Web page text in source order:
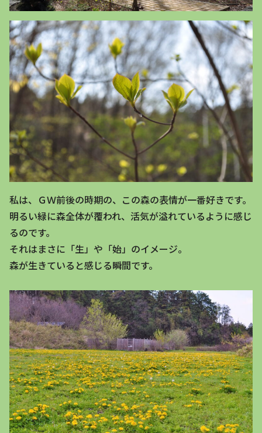
私は、ＧＷ前後の時期の、この森の表情が一番好きです。
明るい緑に森全体が覆われ、活気が溢れているように感じ
るのです。
それはまさに「生」や「始」のイメージ。
森が生きていると感じる瞬間です。